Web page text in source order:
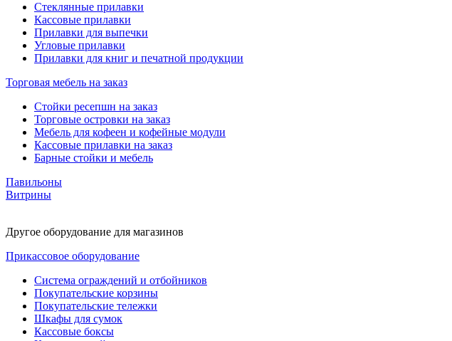
Стеклянные прилавки
Кассовые прилавки
Прилавки для выпечки
Угловые прилавки
Прилавки для книг и печатной продукции
Торговая мебель на заказ
Стойки ресепшн на заказ
Торговые островки на заказ
Мебель для кофеен и кофейные модули
Кассовые прилавки на заказ
Барные стойки и мебель
Павильоны
Витрины
Другое оборудование для магазинов
Прикассовое оборудование
Система ограждений и отбойников
Покупательские корзины
Покупательские тележки
Шкафы для сумок
Кассовые боксы